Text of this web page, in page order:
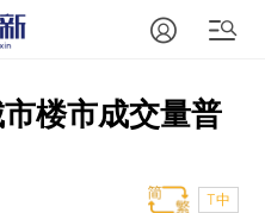
楼市成交量普
T中